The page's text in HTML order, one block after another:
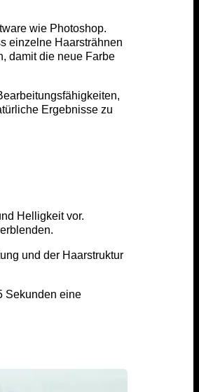
wie Photoshop.
einzelne Haarsträhnen
damit die neue Farbe
Ergebnisse zu
Helligkeit vor.
und der Haarstruktur
Sekunden eine